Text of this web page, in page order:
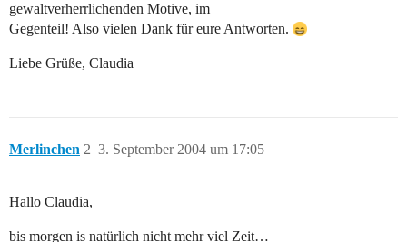
gewaltverherrlichenden Motive, im
Gegenteil! Also vielen Dank für eure Antworten.
Liebe Grüße, Claudia
Merlinchen 3. September 2004 um 17:05
2
Hallo Claudia,
bis morgen is natürlich nicht mehr viel Zeit…